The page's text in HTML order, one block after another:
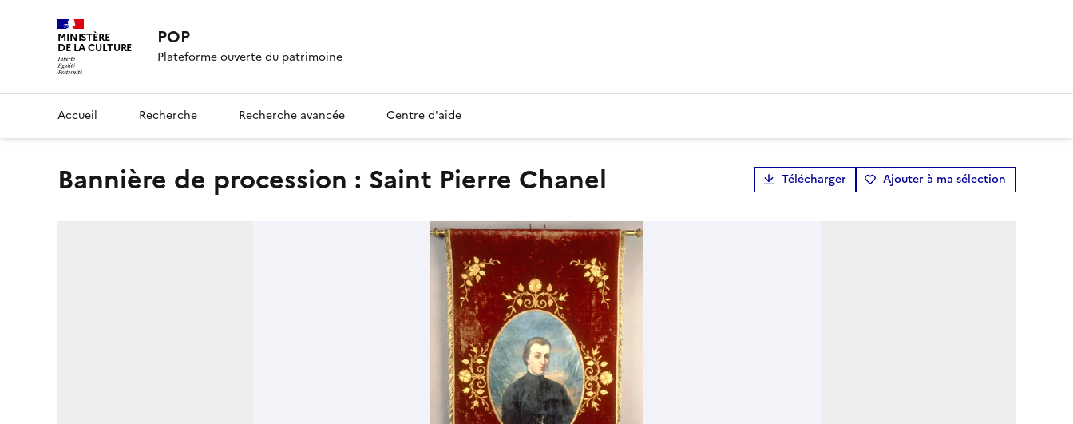
MINISTÈRE
DE LA CULTURE POP
Plateforme ouverte du patrimoine
Accueil Recherche Recherche avancée Centre d'aide
Bannière de procession : Saint Pierre Chanel Télécharger Ajouter à ma sélection